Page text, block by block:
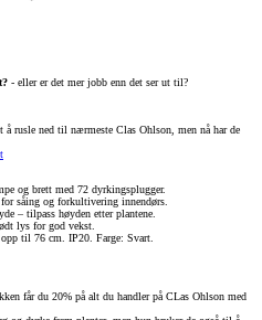
- eller er det mer jobb enn det ser ut til?
rusle ned til nærmeste Clas Ohlson, men nå har de
og brett med 72 dyrkingsplugger.
såing og forkultivering innendørs.
– tilpass høyden etter plantene.
lys for god vekst.
til 76 cm. IP20. Farge: Svart.
får du 20% på alt du handler på CLas Ohlson med